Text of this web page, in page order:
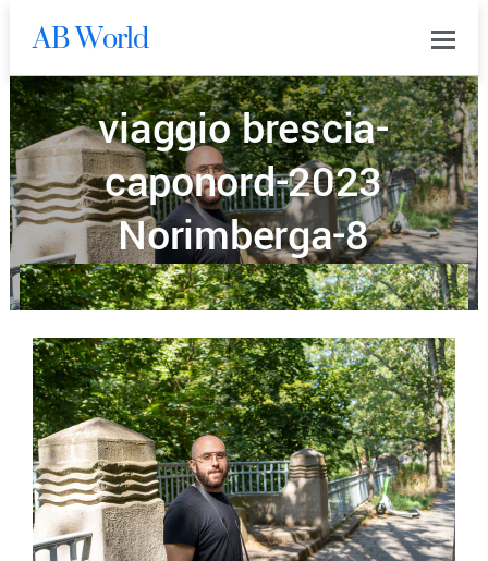
AB World
0
viaggio brescia-
caponord-2023
Norimberga-8